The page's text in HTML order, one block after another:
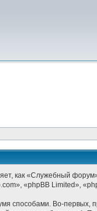
как «Служебный
«phpBB Limited»,
способами. Во-первых,